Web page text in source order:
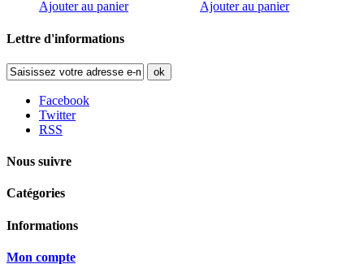
Ajouter au panier
Ajouter au panier
Lettre d'informations
ok
Facebook
Twitter
RSS
Nous suivre
Catégories
Informations
Mon compte